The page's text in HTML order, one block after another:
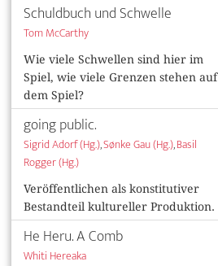
Schuldbuch und Schwelle
Tom McCarthy
Wie viele Schwellen sind hier im
Spiel, wie viele Grenzen stehen auf
dem Spiel?
going public.
Sigrid Adorf (Hg.),Sønke Gau (Hg.),Basil
Rogger (Hg.)
Veröffentlichen als konstitutiver
Bestandteil kultureller Produktion.
He Heru. A Comb
Whiti Hereaka